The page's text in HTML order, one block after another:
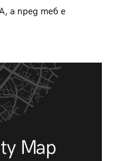
а пред теб е